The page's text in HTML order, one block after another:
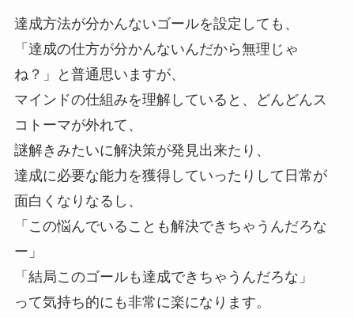
達成方法が分かんないゴールを設定しても、
「達成の仕方が分かんないんだから無理じゃ
ね？」と普通思いますが、
マインドの仕組みを理解していると、どんどんス
コトーマが外れて、
謎解きみたいに解決策が発見出来たり、
達成に必要な能力を獲得していったりして日常が
面白くなりなるし、
「この悩んでいることも解決できちゃうんだろな
ー」
「結局このゴールも達成できちゃうんだろな」
って気持ち的にも非常に楽になります。